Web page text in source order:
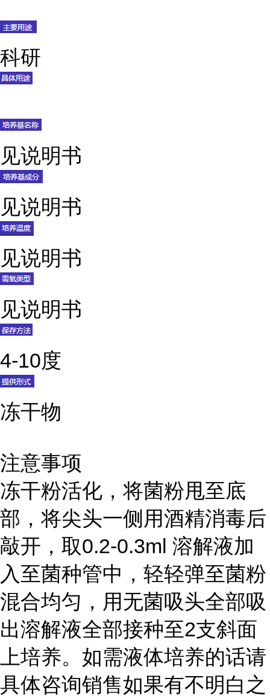
科研
见说明书
见说明书
见说明书
见说明书
4-10度
冻干物
注意事项
冻干粉活化，将菌粉甩至底
部，将尖头一侧用酒精消毒后
敲开，取0.2-0.3ml 溶解液加
入至菌种管中，轻轻弹至菌粉
混合均匀，用无菌吸头全部吸
出溶解液全部接种至2支斜面
上培养。如需液体培养的话请
具体咨询销售如果有不明白之